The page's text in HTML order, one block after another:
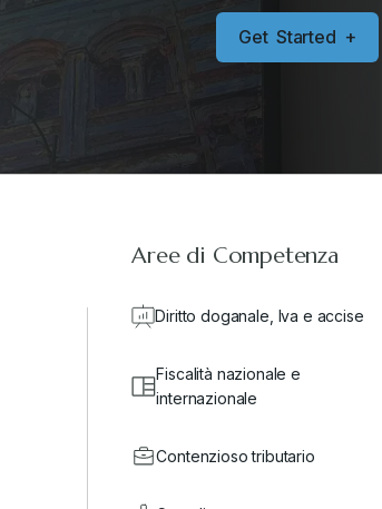
Get Started +
Aree di Competenza
Diritto doganale, Iva e accise
Fiscalità nazionale e
internazionale
Contenzioso tributario